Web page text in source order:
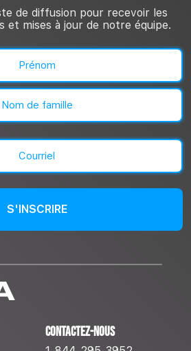
de diffusion pour recevoir les
et mises à jour de notre équipe.
Nom
(Nécessaire)
Courriel
(Nécessaire)
Contactez-nous